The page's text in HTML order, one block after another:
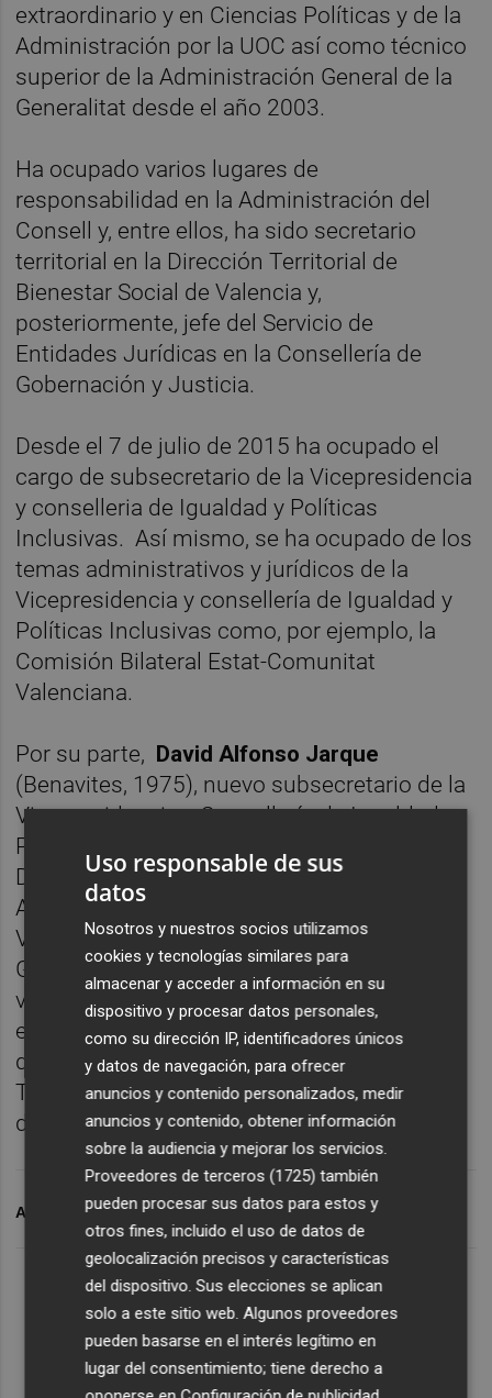
extraordinario y en Ciencias Políticas y de la
Administración por la UOC así como técnico
superior de la Administración General de la
Generalitat desde el año 2003.
Ha ocupado varios lugares de
responsabilidad en la Administración del
Consell y, entre ellos, ha sido secretario
territorial en la Dirección Territorial de
Bienestar Social de Valencia y,
posteriormente, jefe del Servicio de
Entidades Jurídicas en la Consellería de
Gobernación y Justicia.
Desde el 7 de julio de 2015 ha ocupado el
cargo de subsecretario de la Vicepresidencia
y conselleria de Igualdad y Políticas
Inclusivas. Así mismo, se ha ocupado de los
temas administrativos y jurídicos de la
Vicepresidencia y consellería de Igualdad y
Políticas Inclusivas como, por ejemplo, la
Comisión Bilateral Estat-Comunitat
Valenciana.
Por su parte, David Alfonso Jarque
(Benavites, 1975), nuevo subsecretario de la
Vicepresidencia y Consellería de Igualdad y
Políticas Inclusivas, es licenciado en
Derecho y en Ciencias Políticas y de la
Administración por la Universitat de
València. Es funcionario de carrera de la
Generalitat desde el año 2006 dónde ha
venido ocupando varios puestos de trabajo,
el último, desde diciembre de 2015, al frente
de la secretaría territorial de la Dirección
Territorial de Igualdad y Políticas Inclusivas
de Castellón.
ARCHIVADO EN CIE
Uso responsable de sus
datos
Nosotros y nuestros socios utilizamos
cookies y tecnologías similares para
almacenar y acceder a información en su
dispositivo y procesar datos personales,
como su dirección IP, identificadores únicos
y datos de navegación, para ofrecer
anuncios y contenido personalizados, medir
anuncios y contenido, obtener información
sobre la audiencia y mejorar los servicios.
Proveedores de terceros (1725) también
pueden procesar sus datos para estos y
otros fines, incluido el uso de datos de
geolocalización precisos y características
del dispositivo. Sus elecciones se aplican
solo a este sitio web. Algunos proveedores
pueden basarse en el interés legítimo en
lugar del consentimiento; tiene derecho a